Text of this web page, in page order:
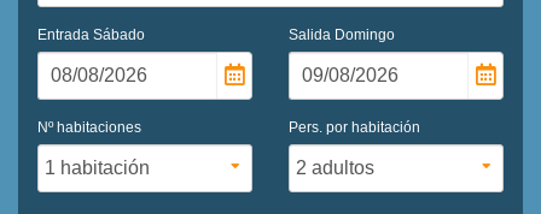
Entrada Sábado Salida Domingo
Nº habitaciones Pers. por habitación